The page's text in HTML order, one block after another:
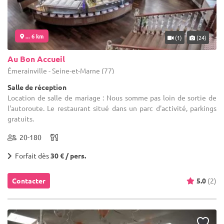
... 6 km (1) (24)
Au Bon Accueil
Émerainville - Seine-et-Marne (77)
Salle de réception
Location de salle de mariage : Nous somme pas loin de sortie de
l'autoroute. Le restaurant situé dans un parc d'activité, parkings
gratuits.
20-180
Forfait dès30 € / pers.
Contacter 5.0 (2)